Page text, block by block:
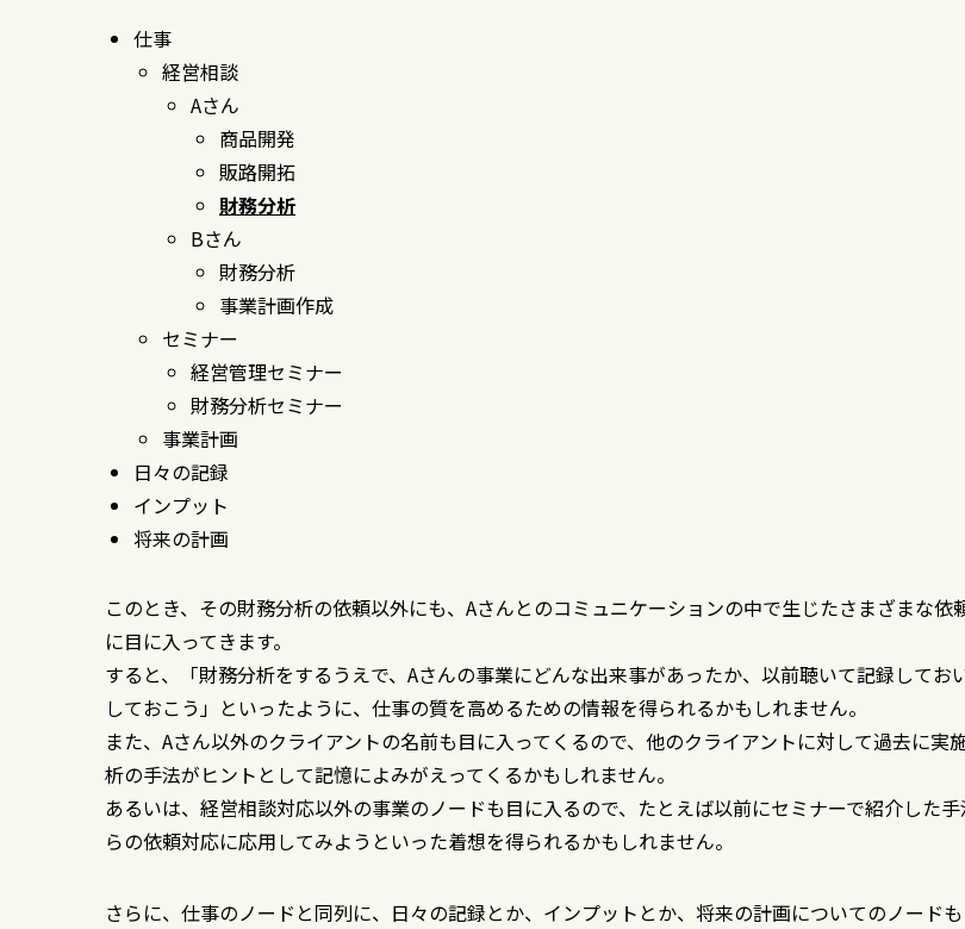
仕事
経営相談
Aさん
商品開発
販路開拓
財務分析
Bさん
財務分析
事業計画作成
セミナー
経営管理セミナー
財務分析セミナー
事業計画
日々の記録
インプット
将来の計画
このとき、その財務分析の依頼以外にも、Aさんとのコミュニケーションの中で生じたさまざまな依
に目に入ってきます。
すると、「財務分析をするうえで、Aさんの事業にどんな出来事があったか、以前聴いて記録してお
しておこう」といったように、仕事の質を高めるための情報を得られるかもしれません。
また、Aさん以外のクライアントの名前も目に入ってくるので、他のクライアントに対して過去に実
析の手法がヒントとして記憶によみがえってくるかもしれません。
あるいは、経営相談対応以外の事業のノードも目に入るので、たとえば以前にセミナーで紹介した
らの依頼対応に応用してみようといった着想を得られるかもしれません。
さらに、仕事のノードと同列に、日々の記録とか、インプットとか、将来の計画についてのノード